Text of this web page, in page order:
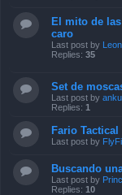
El mito de
caro
Last post by
Replies: 35
Set de
Last post by anku
Replies: 1
Fario
Last post by
Buscando
Last post by
Replies: 10